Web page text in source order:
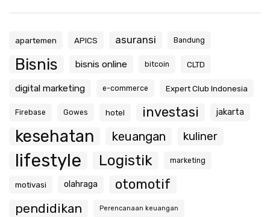
apartemen APICS asuransi Bandung
Bisnis bisnis online bitcoin CLTD
digital marketing e-commerce Expert Club Indonesia
Firebase Gowes hotel investasi jakarta
kesehatan keuangan kuliner
lifestyle Logistik marketing
motivasi olahraga otomotif
pendidikan Perencanaan keuangan